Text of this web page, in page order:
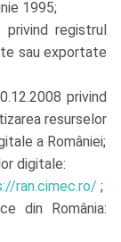
1995;
registrul
sau exportate
privind
resurselor
a României;
digitale:
ran.cimec.ro/ ;
România: